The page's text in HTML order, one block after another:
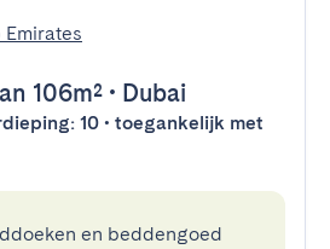
106m² • Dubai
10 • toegankelijk met
en beddengoed